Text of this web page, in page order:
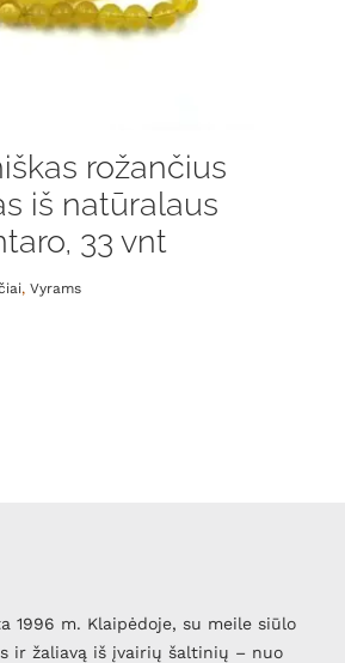
rožančius
iš natūralaus
33 vnt
, Vyrams
1996 m. Klaipėdoje, su meile siūlo
ir žaliavą iš įvairių šaltinių – nuo